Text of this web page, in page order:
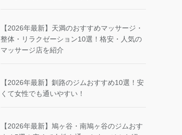
【2026年最新】天満のおすすめマッサージ・
整体・リラクゼーション10選！格安・人気の
マッサージ店を紹介
【2026年最新】釧路のジムおすすめ10選！安
くて女性でも通いやすい！
【2026年最新】鳩ヶ谷・南鳩ヶ谷のジムおす